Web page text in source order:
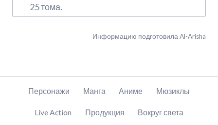
25 тома.
Информацию подготовила Al-Arisha
Пропустить
Персонажи Манга Аниме Мюзиклы
Live Action Продукция Вокруг света